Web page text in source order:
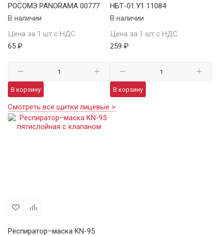
РОСОМЗ PANORAMA 00777
В наличии
Цена за 1 шт с НДС
65 ₽
В корзину
НБТ-01.У1 11084
В наличии
Цена за 1 шт с НДС
259 ₽
В корзину
Смотреть все щитки лицевые >
Респиратор–маска KN-95